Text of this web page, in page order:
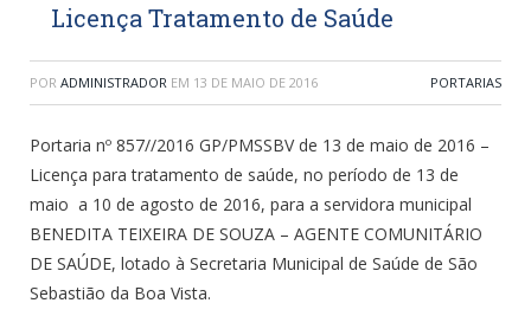
Licença Tratamento de Saúde
POR ADMINISTRADOR EM 13 DE MAIO DE 2016 PORTARIAS
Portaria nº 857//2016 GP/PMSSBV de 13 de maio de 2016 –
Licença para tratamento de saúde, no período de 13 de
maio a 10 de agosto de 2016, para a servidora municipal
BENEDITA TEIXEIRA DE SOUZA – AGENTE COMUNITÁRIO
DE SAÚDE, lotado à Secretaria Municipal de Saúde de São
Sebastião da Boa Vista.